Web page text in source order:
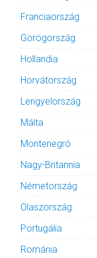
Franciaország
Görögország
Hollandia
Horvátország
Lengyelország
Málta
Montenegró
Nagy-Britannia
Németország
Olaszország
Portugália
Románia